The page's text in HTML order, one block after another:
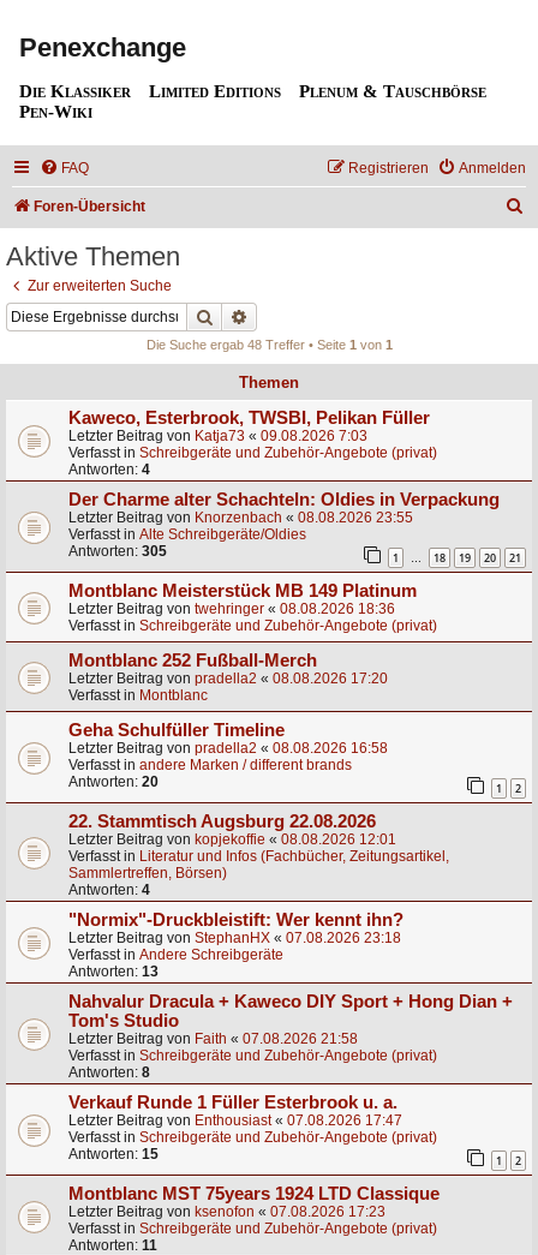
Penexchange
Die Klassiker Limited Editions
Plenum & Tauschbörse
Pen-Wiki
FAQ Anmelden
Registrieren
Foren-Übersicht
Aktive Themen
Zur erweiterten Suche
Suche
Die Suche ergab 48 Treffer • Seite 1von 1
Themen
Kaweco, Esterbrook, TWSBI, Pelikan Füller
Letzter Beitrag von Katja73 « 09.08.2026 7:03
Verfasst in Schreibgeräte und Zubehör-Angebote (privat)
Antworten: 4
Der Charme alter Schachteln: Oldies in Verpackung
Letzter Beitrag von Knorzenbach « 08.08.2026 23:55
Verfasst in Alte Schreibgeräte/Oldies
Antworten: 305 1 … 18 19 20 21
Montblanc Meisterstück MB 149 Platinum
Letzter Beitrag von twehringer « 08.08.2026 18:36
Verfasst in Schreibgeräte und Zubehör-Angebote (privat)
Montblanc 252 Fußball-Merch
Letzter Beitrag von pradella2 « 08.08.2026 17:20
Verfasst in Montblanc
Geha Schulfüller Timeline
Letzter Beitrag von pradella2 « 08.08.2026 16:58
Verfasst in andere Marken / different brands
Antworten: 20 1 2
22. Stammtisch Augsburg 22.08.2026
Letzter Beitrag von kopjekoffie « 08.08.2026 12:01
Verfasst in Literatur und Infos (Fachbücher, Zeitungsartikel,
Sammlertreffen, Börsen)
Antworten: 4
"Normix"-Druckbleistift: Wer kennt ihn?
Letzter Beitrag von StephanHX « 07.08.2026 23:18
Verfasst in Andere Schreibgeräte
Antworten: 13
Nahvalur Dracula + Kaweco DIY Sport + Hong Dian +
Tom's Studio
Letzter Beitrag von Faith « 07.08.2026 21:58
Verfasst in Schreibgeräte und Zubehör-Angebote (privat)
Antworten: 8
Verkauf Runde 1 Füller Esterbrook u. a.
Letzter Beitrag von Enthousiast« 07.08.2026 17:47
Verfasst in Schreibgeräte und Zubehör-Angebote (privat)
Antworten: 15 1 2
Montblanc MST 75years 1924 LTD Classique
Letzter Beitrag von ksenofon « 07.08.2026 17:23
Verfasst in Schreibgeräte und Zubehör-Angebote (privat)
Antworten: 11